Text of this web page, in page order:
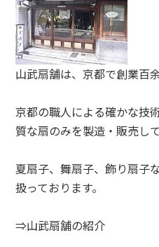
山武扇舗は、京都で創業百
京都の職人による確かな技
質な扇のみを製造・販売して
夏扇子、舞扇子、飾り扇子
扱っております。
⇒山武扇舗の紹介